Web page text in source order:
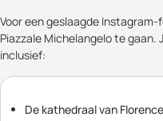
Voor een geslaagde
Piazzale Michelangelo te
inclusief:
De kathedraal van Florence